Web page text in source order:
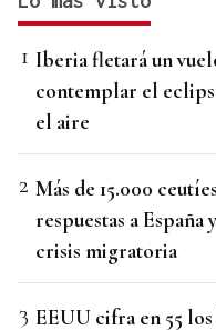
Iberia fletará un
contemplar el
el aire
Más de 15.000
respuestas a España
crisis migratoria
EEUU cifra en 55